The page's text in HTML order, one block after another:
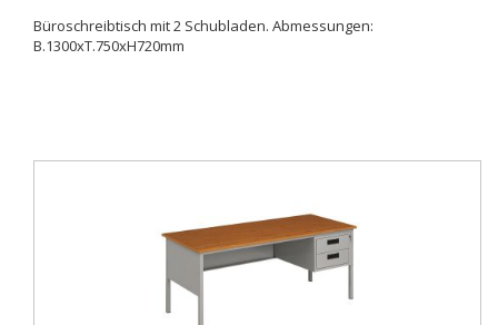
Büroschreibtisch mit 2 Schubladen. Abmessungen:
B.1300xT.750xH720mm